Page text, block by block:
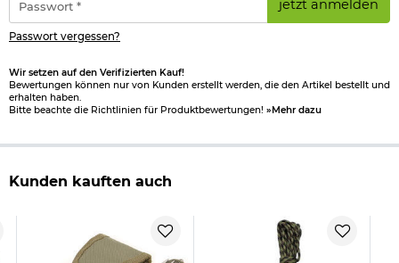
jetzt anmelden
Passwort vergessen?
Wir setzen auf den Verifizierten Kauf!
Bewertungen können nur von Kunden erstellt werden, die den Artikel bestellt und
erhalten haben.
Bitte beachte die Richtlinien für Produktbewertungen! »Mehr dazu
Kunden kauften auch